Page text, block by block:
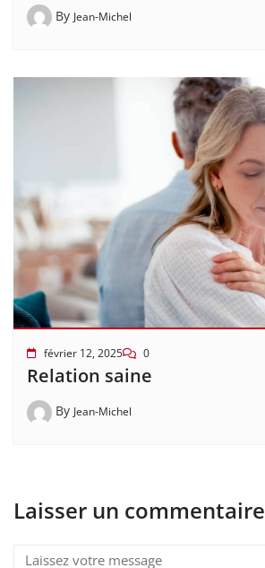
By Jean-Michel
février 12, 2025 0
Relation saine
By Jean-Michel
Laisser un commentaire